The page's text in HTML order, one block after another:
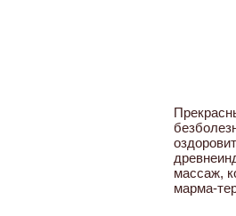
массаж,
марма-